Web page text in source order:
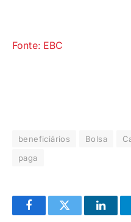
Fonte: EBC
beneficiários Bolsa
paga
FacebookTwitter